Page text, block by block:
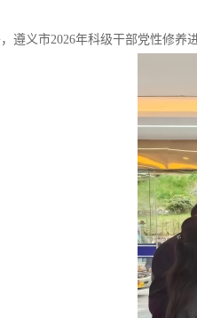
义市2026年科级干部党性修养进